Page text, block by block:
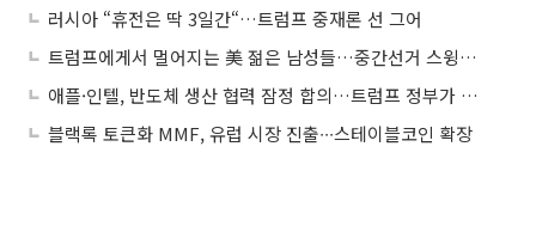
러시아 “휴전은 딱 3일간“…트럼프 중재론 선 그어
트럼프에게서 멀어지는 美 젊은 남성들…중간선거 스윙보터로 부상
애플·인텔, 반도체 생산 협력 잠정 합의…트럼프 정부가 중재
블랙록 토큰화 MMF, 유럽 시장 진출∙∙∙스테이블코인 확장